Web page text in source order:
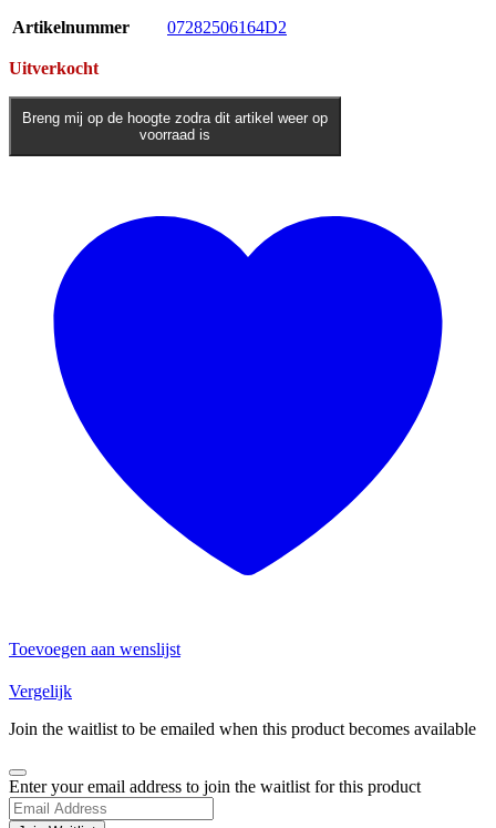
Artikelnummer 07282506164D2
Uitverkocht
Breng mij op de hoogte zodra dit artikel weer op
voorraad is
Toevoegen aan wenslijst
Vergelijk
Join the waitlist to be emailed when this product becomes available
Dismiss
notification
Enter your email address to join the waitlist for this product